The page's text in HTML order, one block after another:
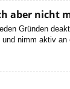
aber nicht
Gründen
nimm aktiv